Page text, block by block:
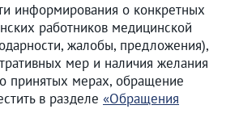
информирования о конкретных
работников медицинской
жалобы, предложения),
мер и наличия желания
принятых мерах, обращение
в разделе «Обращения